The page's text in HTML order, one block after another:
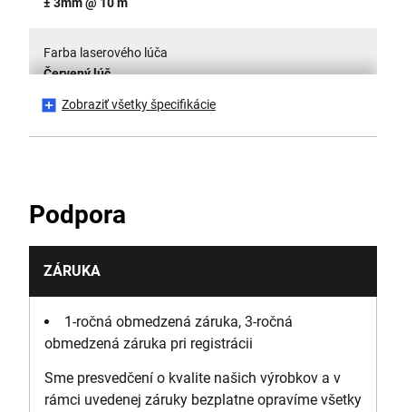
Farba laserového lúča
Červený lúč
Class 2
Typ vyrovnávania
Čiarový diagram
Zobraziť všetky špecifikácie
Podpora
ZÁRUKA
1-ročná obmedzená záruka, 3-ročná
obmedzená záruka pri registrácii
Sme presvedčení o kvalite našich výrobkov a v
rámci uvedenej záruky bezplatne opravíme všetky